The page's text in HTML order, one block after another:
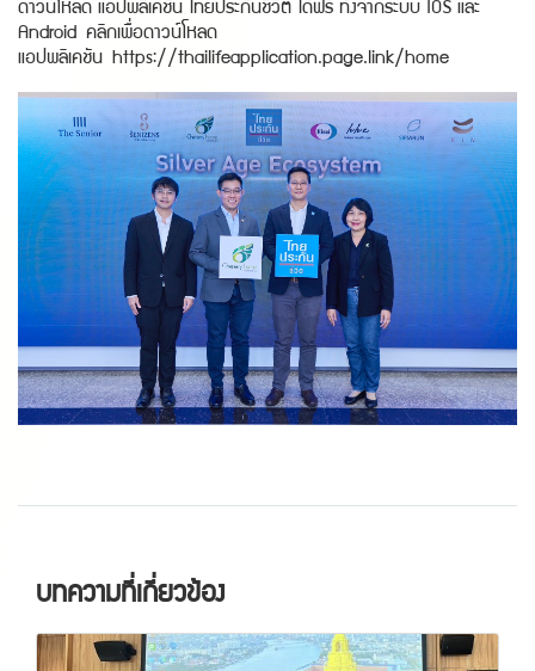
ดาวน์โหลด แอปพลิเคชัน ไทยประกันชีวิต ได้ฟรี ทั้งจากระบบ IOS และ
Android คลิกเพื่อดาวน์โหลด
แอปพลิเคชัน https://thailifeapplication.page.link/home
บทความที่เกี่ยวข้อง